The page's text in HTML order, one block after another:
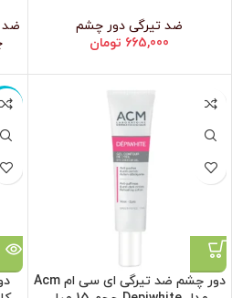
ضد تیرگی دور چشم
665,000 تومان
ضد
دور چشم ضد تیرگی ای سی ام Acm